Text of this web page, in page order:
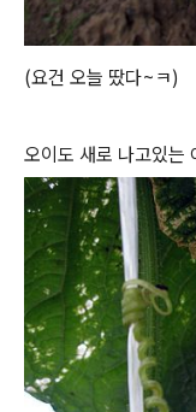
(요건 오늘 땄다~ㅋ)
오이도 새로 나고있는